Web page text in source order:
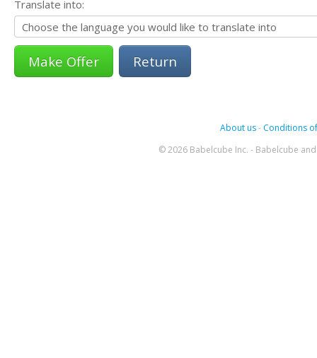
Translate into:
Return
About us- Conditions
© 2026 Babelcube Inc. - Babelcube